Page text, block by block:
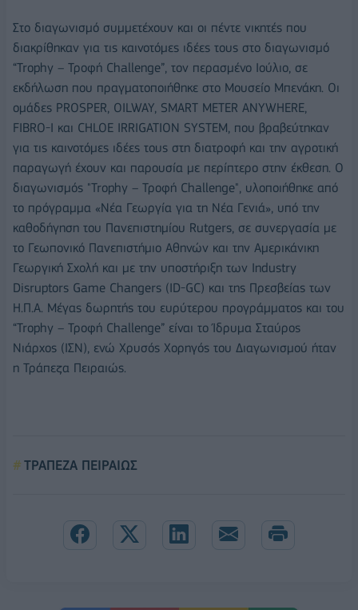
Στο διαγωνισμό συμμετέχουν και οι πέντε νικητές που
διακρίθηκαν για τις καινοτόμες ιδέες τους στο διαγωνισμό
“Trophy – Τροφή Challenge”, τον περασμένο Ιούλιο, σε
εκδήλωση που πραγματοποιήθηκε στο Μουσείο Μπενάκη. Οι
ομάδες PROSPER, OILWAY, SMART METER ANYWHERE,
FIBRO-I και CHLOE IRRIGATION SYSTEM, που βραβεύτηκαν
για τις καινοτόμες ιδέες τους στη διατροφή και την αγροτική
παραγωγή έχουν και παρουσία με περίπτερο στην έκθεση. Ο
διαγωνισμός "Trophy – Τροφή Challenge", υλοποιήθηκε από
το πρόγραμμα «Νέα Γεωργία για τη Νέα Γενιά», υπό την
καθοδήγηση του Πανεπιστημίου Rutgers, σε συνεργασία με
το Γεωπονικό Πανεπιστήμιο Αθηνών και την Αμερικάνικη
Γεωργική Σχολή και με την υποστήριξη των Industry
Disruptors Game Changers (ID-GC) και της Πρεσβείας των
Η.Π.Α. Μέγας δωρητής του ευρύτερου προγράμματος και του
“Trophy – Τροφή Challenge” είναι το Ίδρυμα Σταύρος
Νιάρχος (ΙΣΝ), ενώ Χρυσός Χορηγός του Διαγωνισμού ήταν
η Τράπεζα Πειραιώς.
ΤΡΑΠΕΖΑ ΠΕΙΡΑΙΩΣ